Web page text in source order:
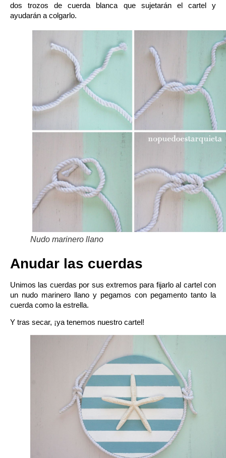
dos trozos de cuerda blanca que sujetarán el cartel y
ayudarán a colgarlo.
Nudo marinero llano
Anudar las cuerdas
Unimos las cuerdas por sus extremos para fijarlo al cartel con
un nudo marinero llano y pegamos con pegamento tanto la
cuerda como la estrella.
Y tras secar, ¡ya tenemos nuestro cartel!